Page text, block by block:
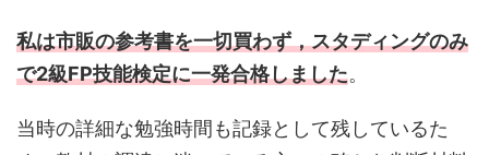
私は市販の参考書を一切買わず，スタディングのみ
で2級FP技能検定に一発合格しました。
当時の詳細な勉強時間も記録として残しているた